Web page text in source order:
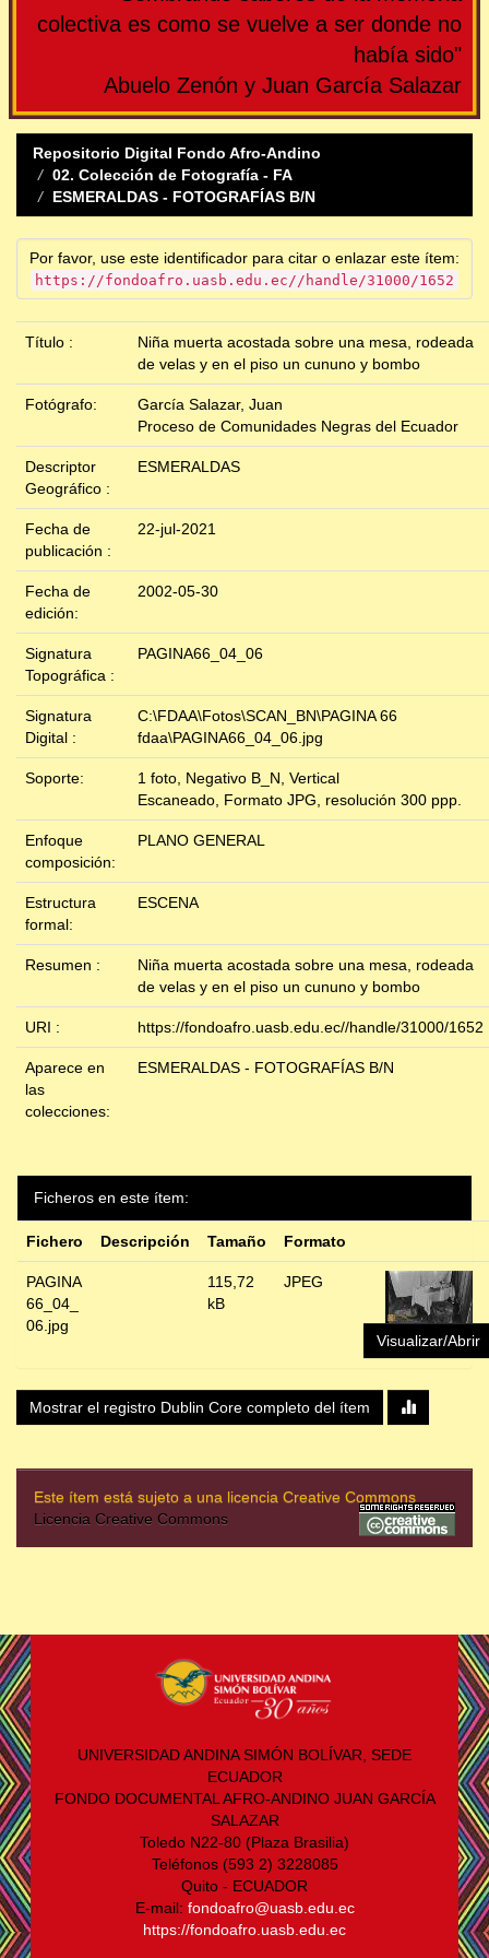
colectiva es como se vuelve a ser donde no
había sido"
Abuelo Zenón y Juan García Salazar
Repositorio Digital Fondo Afro-Andino
02. Colección de Fotografía - FA
ESMERALDAS - FOTOGRAFÍAS B/N
Por favor, use este identificador para citar o enlazar este ítem:
https://fondoafro.uasb.edu.ec//handle/31000/1652
Título :
Niña muerta acostada sobre una mesa, rodeada
de velas y en el piso un cununo y bombo
Fotógrafo:
García Salazar, Juan
Proceso de Comunidades Negras del Ecuador
Descriptor
Geográfico :
ESMERALDAS
Fecha de
publicación :
22-jul-2021
Fecha de
edición:
2002-05-30
Signatura
Topográfica :
PAGINA66_04_06
Signatura
Digital :
C:\FDAA\Fotos\SCAN_BN\PAGINA 66
fdaa\PAGINA66_04_06.jpg
Soporte:
1 foto, Negativo B_N, Vertical
Escaneado, Formato JPG, resolución 300 ppp.
Enfoque
composición:
PLANO GENERAL
Estructura
formal:
ESCENA
Resumen :
Niña muerta acostada sobre una mesa, rodeada
de velas y en el piso un cununo y bombo
URI : https://fondoafro.uasb.edu.ec//handle/31000/1652
Aparece en
las
colecciones:
ESMERALDAS - FOTOGRAFÍAS B/N
Ficheros en este ítem:
Fichero Descripción Tamaño Formato
PAGINA
66_04_
06.jpg
115,72
kB
JPEG
Visualizar/Abrir
Mostrar el registro Dublin Core completo del ítem
Este ítem está sujeto a una licencia Creative Commons
Licencia Creative Commons
UNIVERSIDAD ANDINA SIMÓN BOLÍVAR, SEDE
ECUADOR
FONDO DOCUMENTAL AFRO-ANDINO JUAN GARCÍA
SALAZAR
Toledo N22-80 (Plaza Brasilia)
Teléfonos (593 2) 3228085
Quito - ECUADOR
E-mail: fondoafro@uasb.edu.ec
https://fondoafro.uasb.edu.ec